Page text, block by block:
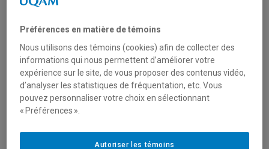
afficher les vidéos provenant de Youtube.
coulisses de la projection
Préférences en matière de témoins
Nous utilisons des témoins (cookies) afin de collecter des
informations qui nous permettent d’améliorer votre
expérience sur le site, de vous proposer des contenus vidéo,
d’analyser les statistiques de fréquentation, etc. Vous
pouvez personnaliser votre choix en sélectionnant
« Préférences ».
Autoriser les témoins